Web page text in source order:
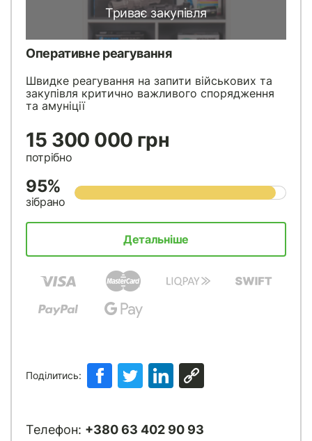
Триває закупівля
Оперативне реагування
Швидке реагування на запити військових та
закупівля критично важливого спорядження
та амуніції
15 300 000 грн
потрібно
95%
зібрано
Детальніше
Поділитись:
Телефон: +380 63 402 90 93